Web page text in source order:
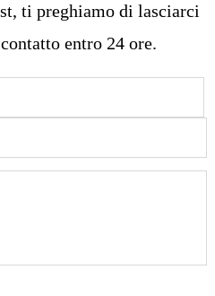
Next
ti preghiamo di lasciarci
entro 24 ore.